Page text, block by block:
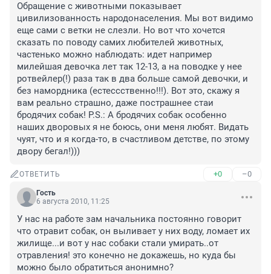
Обращение с животными показывает
цивилизованность народонаселения. Мы вот видимо
еще сами с ветки не слезли. Но вот что хочется
сказать по поводу самих любителей животных,
частенько можно наблюдать: идет например
милейшая девочка лет так 12-13, а на поводке у нее
ротвейлер(!) раза так в два больше самой девочки, и
без намордника (естессственно!!!). Вот это, скажу я
вам реально страшно, даже пострашнее стаи
бродячих собак! P.S.: А бродячих собак особенно
наших дворовых я не боюсь, они меня любят. Видать
чуят, что и я когда-то, в счастливом детстве, по этому
двору бегал!)))
ОТВЕТИТЬ +0 –0
Гость
6 августа 2010, 11:25
У нас на работе зам начальника постоянно говорит
что отравит собак, он выливает у них воду, ломает их
жилище...и вот у нас собаки стали умирать..от
отравления! это конечно не докажешь, но куда бы
можно было обратиться анонимно?